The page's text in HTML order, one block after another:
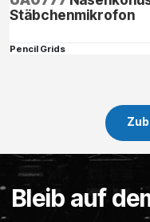
Stäbchenmikrofon
Pencil Grids
Bleib auf